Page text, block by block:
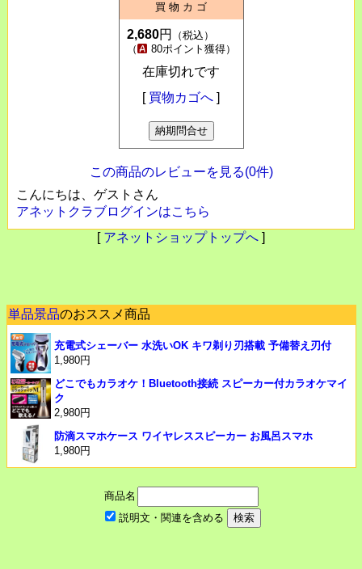
買 物 カ ゴ
2,680円
（税込）
（
80ポイント獲得）
在庫切れです
[ 買物カゴへ ]
この商品のレビューを見る(0件)
こんにちは、ゲストさん
アネットクラブログインはこちら
[ アネットショップトップへ ]
単品景品のおススメ商品
充電式シェーバー 水洗いOK キワ剃り刃搭載 予備替え刃付
1,980円
どこでもカラオケ！Bluetooth接続 スピーカー付カラオケマイ
ク
2,980円
防滴スマホケース ワイヤレススピーカー お風呂スマホ
1,980円
商品名
説明文・関連を含める